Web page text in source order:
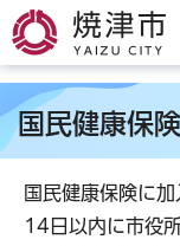
焼津市
国民健康保
国民健康保険に
14日以内に市役